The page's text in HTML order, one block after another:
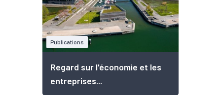
Publications
Regard sur l'économie et les
entreprises...